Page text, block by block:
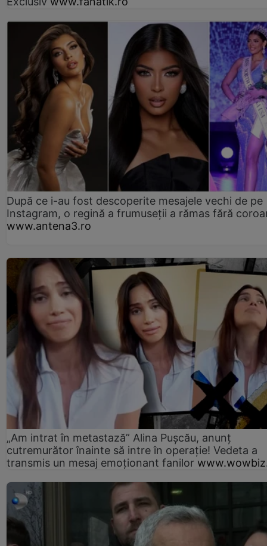
După ce i-au fost descoperite mesajele vechi de pe
Instagram, o regină a frumuseții a rămas fără
www.antena3.ro
„Am intrat în metastază” Alina Pușcău, anunț
cutremurător înainte să intre în operație! Vedeta a
transmis un mesaj emoționant fanilor